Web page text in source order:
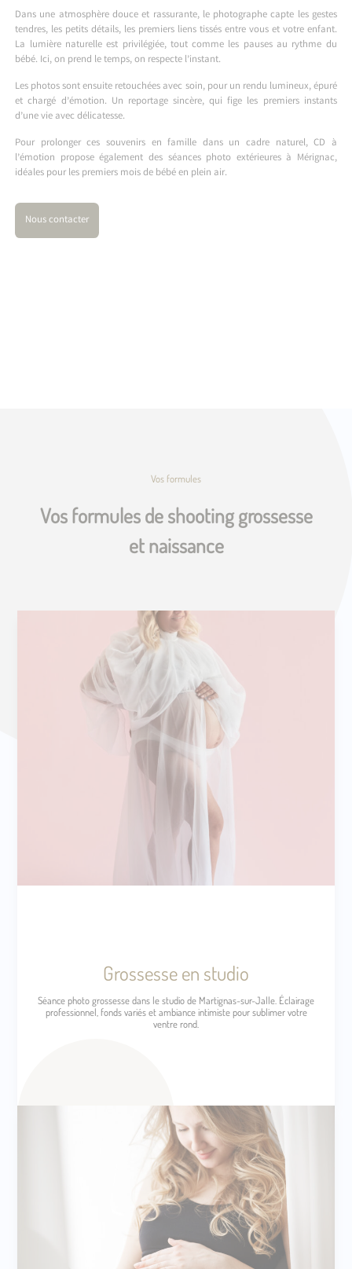
Dans une atmosphère douce et rassurante, le photographe capte les gestes
tendres, les petits détails, les premiers liens tissés entre vous et votre enfant.
La lumière naturelle est privilégiée, tout comme les pauses au rythme du
bébé. Ici, on prend le temps, on respecte l’instant.
Les photos sont ensuite retouchées avec soin, pour un rendu lumineux, épuré
et chargé d’émotion. Un reportage sincère, qui fige les premiers instants
d’une vie avec délicatesse.
Pour prolonger ces souvenirs en famille dans un cadre naturel, CD à
l’émotion propose également des séances photo extérieures à Mérignac,
idéales pour les premiers mois de bébé en plein air.
Nous contacter
Vos formules
Vos formules de shooting grossesse
et naissance
Grossesse en studio
Séance photo grossesse dans le studio de Martignas-sur-Jalle. Éclairage
professionnel, fonds variés et ambiance intimiste pour sublimer votre
ventre rond.